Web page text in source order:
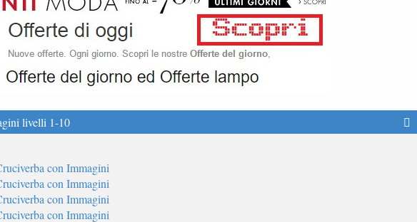
livelli 1-10
con Immagini
con Immagini
con Immagini
con Immagini